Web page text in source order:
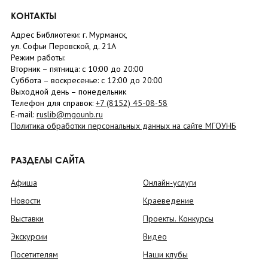
КОНТАКТЫ
Адрес Библиотеки: г. Мурманск,
ул. Софьи Перовской, д. 21А
Режим работы:
Вторник – пятница: с 10:00 до 20:00
Суббота – воскресенье: c 12:00 до 20:00
Выходной день – понедельник
Телефон для справок: +7 (8152) 45-08-58
E-mail: ruslib@mgounb.ru
Политика обработки персональных данных на сайте МГОУНБ
РАЗДЕЛЫ САЙТА
Афиша
Новости
Выставки
Экскурсии
Посетителям
Онлайн-услуги
Краеведение
Проекты. Конкурсы
Видео
Наши клубы